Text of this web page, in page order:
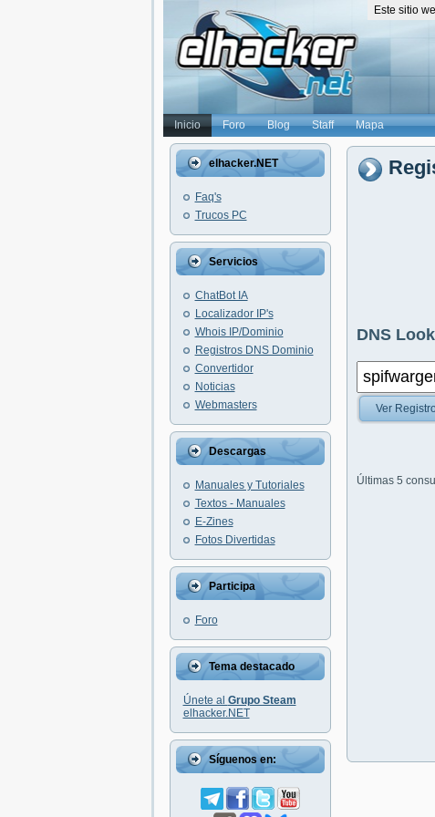
Inicio Foro Blog Staff Mapa
elhacker.NET
Faq's
Trucos PC
Servicios
ChatBot IA
Localizador IP's
Whois IP/Dominio
Registros DNS Dominio
Convertidor
Noticias
Webmasters
Descargas
Manuales y Tutoriales
Textos - Manuales
E-Zines
Fotos Divertidas
Participa
Foro
Tema destacado
Únete al Grupo Steam
elhacker.NET
Síguenos en:
DNS
Ver
Últimas 5
Este sitio